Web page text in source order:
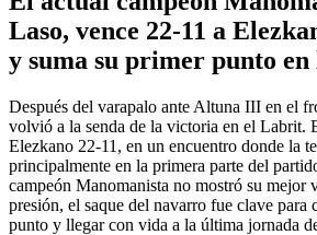
Laso, vence 22-11 a
y suma su primer punto
Después del varapalo ante Altuna III en el
volvió a la senda de la victoria en el Labrit.
Elezkano 22-11, en un encuentro donde la
principalmente en la primera parte del
campeón Manomanista no mostró su mejor
presión, el saque del navarro fue clave para
punto y llegar con vida a la última jornada